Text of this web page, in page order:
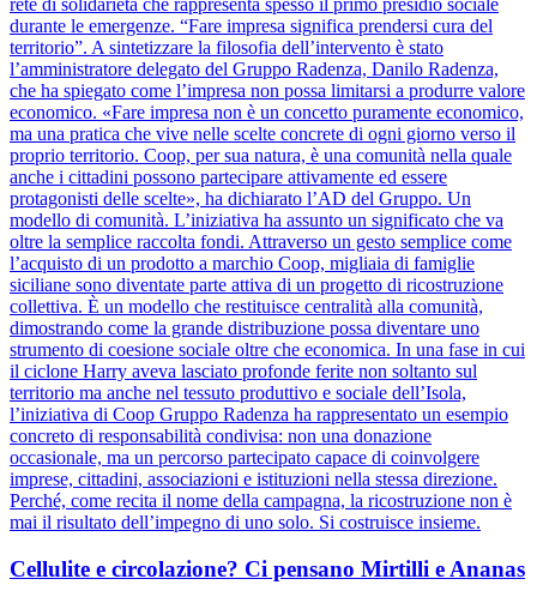
rete di solidarietà che rappresenta spesso il primo presidio sociale
durante le emergenze. “Fare impresa significa prendersi cura del
territorio”. A sintetizzare la filosofia dell’intervento è stato
l’amministratore delegato del Gruppo Radenza, Danilo Radenza,
che ha spiegato come l’impresa non possa limitarsi a produrre valore
economico. «Fare impresa non è un concetto puramente economico,
ma una pratica che vive nelle scelte concrete di ogni giorno verso il
proprio territorio. Coop, per sua natura, è una comunità nella quale
anche i cittadini possono partecipare attivamente ed essere
protagonisti delle scelte», ha dichiarato l’AD del Gruppo. Un
modello di comunità. L’iniziativa ha assunto un significato che va
oltre la semplice raccolta fondi. Attraverso un gesto semplice come
l’acquisto di un prodotto a marchio Coop, migliaia di famiglie
siciliane sono diventate parte attiva di un progetto di ricostruzione
collettiva. È un modello che restituisce centralità alla comunità,
dimostrando come la grande distribuzione possa diventare uno
strumento di coesione sociale oltre che economica. In una fase in cui
il ciclone Harry aveva lasciato profonde ferite non soltanto sul
territorio ma anche nel tessuto produttivo e sociale dell’Isola,
l’iniziativa di Coop Gruppo Radenza ha rappresentato un esempio
concreto di responsabilità condivisa: non una donazione
occasionale, ma un percorso partecipato capace di coinvolgere
imprese, cittadini, associazioni e istituzioni nella stessa direzione.
Perché, come recita il nome della campagna, la ricostruzione non è
mai il risultato dell’impegno di uno solo. Si costruisce insieme.
Cellulite e circolazione? Ci pensano Mirtilli e Ananas